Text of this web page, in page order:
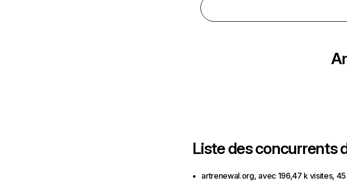
Liste des concurrents
artrenewal.org, avec 196,47 k visites,